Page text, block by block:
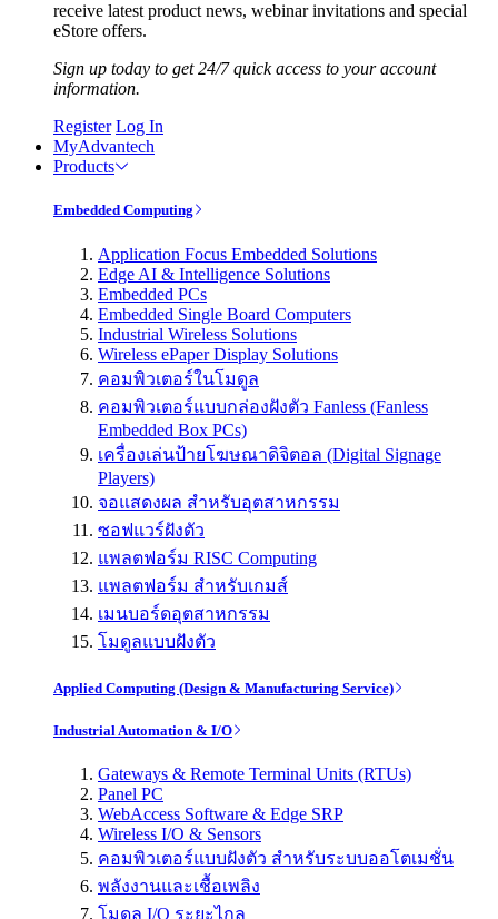
receive latest product news, webinar invitations and special
eStore offers.
Sign up today to get 24/7 quick access to your account
information.
Register Log In
MyAdvantech
Products
Embedded Computing
Application Focus Embedded Solutions
Edge AI & Intelligence Solutions
Embedded PCs
Embedded Single Board Computers
Industrial Wireless Solutions
Wireless ePaper Display Solutions
คอมพิวเตอร์ในโมดูล
คอมพิวเตอร์แบบกล่องฝังตัว Fanless (Fanless
Embedded Box PCs)
เครื่องเล่นป้ายโฆษณาดิจิตอล (Digital Signage
Players)
จอแสดงผล สำหรับอุตสาหกรรม
ซอฟแวร์ฝังตัว
แพลตฟอร์ม RISC Computing
แพลตฟอร์ม สำหรับเกมส์
เมนบอร์ดอุตสาหกรรม
โมดูลแบบฝังตัว
Applied Computing (Design & Manufacturing Service)
Industrial Automation & I/O
Gateways & Remote Terminal Units (RTUs)
Panel PC
WebAccess Software & Edge SRP
Wireless I/O & Sensors
คอมพิวเตอร์แบบฝังตัว สำหรับระบบออโตเมชั่น
พลังงานและเชื้อเพลิง
โมดูล I/O ระยะไกล